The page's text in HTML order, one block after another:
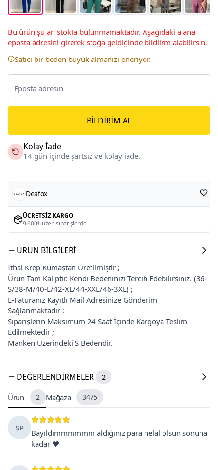
Bu ürün şu an stokta bulunmamaktadır. Aşağıdaki alana
eposta adresini girerek stoğa geldiğinde bildiirm alabilirsin.
Satıcı bir beden büyük almanızı öneriyor.
BILDIRIM AL
Kolay İade
14 gün içinde şartsız ve kolay iade.
Deafox
ÜCRETSIZ KARGO
9.600₺ üzeri siparişlerde
ÜRÜN BILGILERI
İthal Krep Kumaştan Üretilmiştir ;
Ürün Tam Kalıptır. Kendi Bedeninizi Tercih Edebilirsiniz. (36-
S/38-M/40-L/42-XL/44-XXL/46-3XL) ;
E-Faturanız Kayıtlı Mail Adresinize Gönderim
Sağlanmaktadır ;
Siparişlerin Maksimum 24 Saat İçinde Kargoya Teslim
Edilmektedir ;
Manken Üzerindeki S Bedendir.
DEĞERLENDIRMELER 2
Ürün 2 Mağaza 3475
ŞP
Bayıldımmmmmm aldığınız para helal olsun sonuna
kadar ❤️